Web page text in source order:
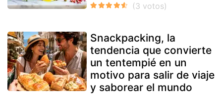
Snackpacking, la
tendencia que convierte
un tentempié en un
motivo para salir de viaje
y saborear el mundo